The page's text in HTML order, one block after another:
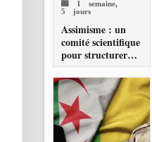
1 semaine,
5 jours
Assimisme : un
comité scientifique
pour structurer
une doctrine de la
refondation